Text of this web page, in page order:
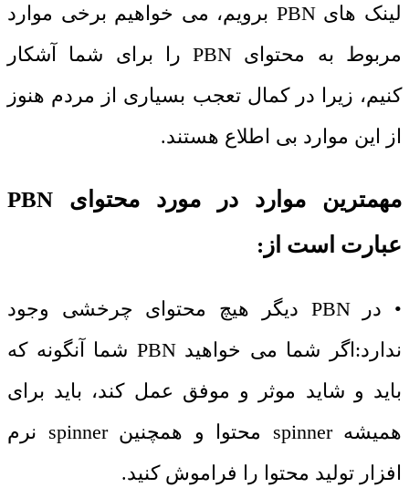
لینک های PBN برویم، می خواهیم برخی موارد
مربوط به محتوای PBN را برای شما آشکار
کنیم، زیرا در کمال تعجب بسیاری از مردم هنوز
از این موارد بی اطلاع هستند.
مهمترین موارد در مورد محتوای PBN
عبارت است از:
• در PBN دیگر هیچ محتوای چرخشی وجود
ندارد:اگر شما می خواهید PBN شما آنگونه که
باید و شاید موثر و موفق عمل کند، باید برای
همیشه spinner محتوا و همچنین spinner نرم
افزار تولید محتوا را فراموش کنید.